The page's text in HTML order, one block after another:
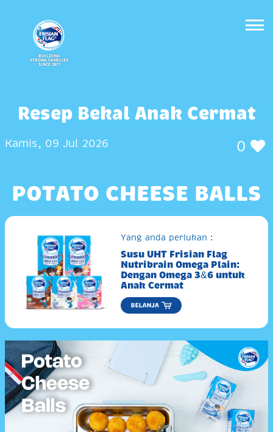
BUILDING
STRONG FAMILIES
SINCE 1871
Resep Bekal Anak Cermat
Kamis, 09 Jul 2026 0
POTATO CHEESE BALLS
Yang anda perlukan :
Susu UHT Frisian Flag
Nutribrain Omega Plain:
Dengan Omega 3&6 untuk
Anak Cermat